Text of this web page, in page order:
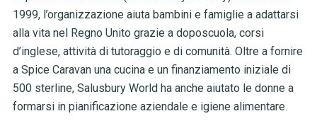
1999, l’organizzazione aiuta bambini e famiglie a adattarsi
alla vita nel Regno Unito grazie a doposcuola, corsi
d’inglese, attività di tutoraggio e di comunità. Oltre a fornire
a Spice Caravan una cucina e un finanziamento iniziale di
500 sterline, Salusbury World ha anche aiutato le donne a
formarsi in pianificazione aziendale e igiene alimentare.